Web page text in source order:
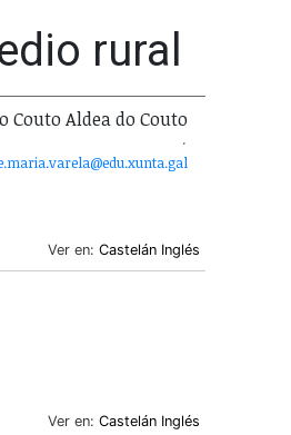
rural
Couto Aldea do Couto
Ver en:Castelán Inglés
Ver en:Castelán Inglés